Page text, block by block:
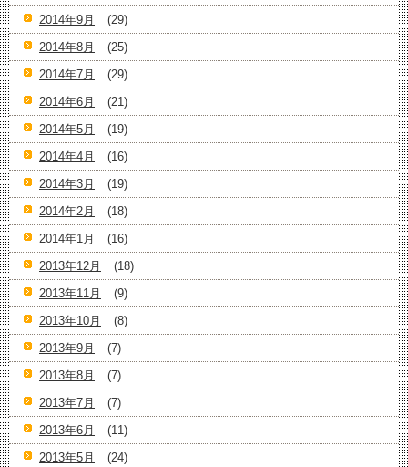
2014年9月
(29)
2014年8月
(25)
2014年7月
(29)
2014年6月
(21)
2014年5月
(19)
2014年4月
(16)
2014年3月
(19)
2014年2月
(18)
2014年1月
(16)
2013年12月
(18)
2013年11月
(9)
2013年10月
(8)
2013年9月
(7)
2013年8月
(7)
2013年7月
(7)
2013年6月
(11)
2013年5月
(24)